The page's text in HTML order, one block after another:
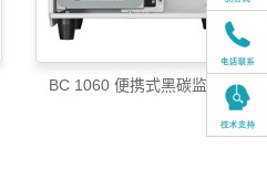
BC 1060 便携式黑碳监测仪